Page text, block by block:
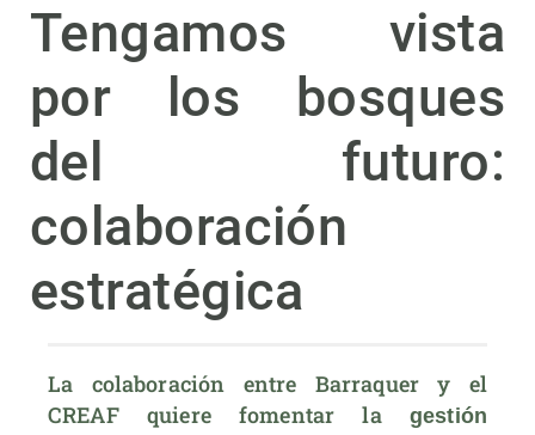
Tengamos vista
por los bosques
del futuro:
colaboración
estratégica
La colaboración entre Barraquer y el
CREAF quiere fomentar la
gestión